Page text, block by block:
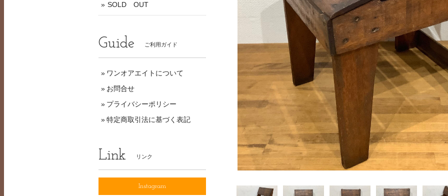
SOLD OUT
Guide ご利用ガイド
ワンオアエイトについて
お問合せ
プライバシーポリシー
特定商取引法に基づく表記
Link リンク
Instagram